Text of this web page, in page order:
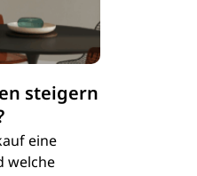
steigern
eine
welche